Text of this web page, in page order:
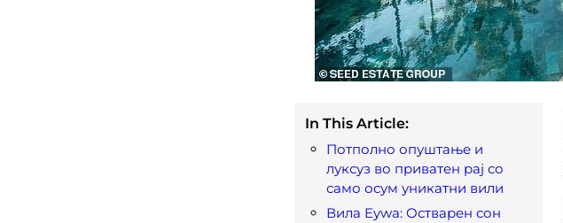
In This Article:
Потполно опуштање и
луксуз во приватен рај со
само осум уникатни вили
Вила Eywa: Остварен сон